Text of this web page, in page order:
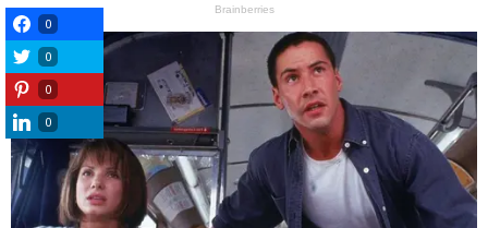
0
0
0
0